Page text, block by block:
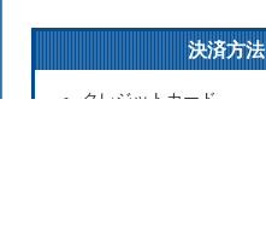
決済方法
クレジットカード